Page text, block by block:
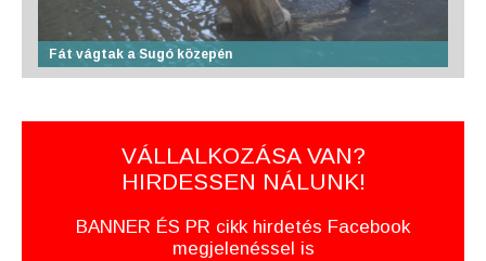
Fát vágtak a Sugó közepén
VÁLLALKOZÁSA VAN?
HIRDESSEN NÁLUNK!
BANNER ÉS PR cikk hirdetés Facebook
megjelenéssel is